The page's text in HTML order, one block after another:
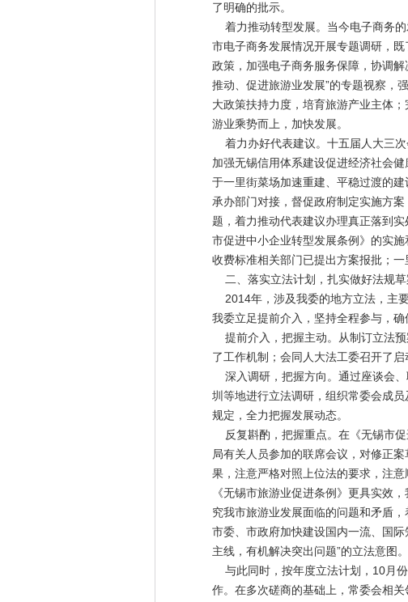
了明确的批示。
着力推动转型发展。当今电子商务
市电子商务发展情况开展专题调研，
政策，加强电子商务服务保障，协调解
推动、促进旅游业发展”的专题视察，
大政策扶持力度，培育旅游产业主体
游业乘势而上，加快发展。
着力办好代表建议。十五届人大三
加强无锡信用体系建设促进经济社会
于一里街菜场加速重建、平稳过渡的
承办部门对接，督促政府制定实施方
题，着力推动代表建议办理真正落到
市促进中小企业转型发展条例》的实
收费标准相关部门已提出方案报批；
二、落实立法计划，扎实做好法规
2014年，涉及我委的地方立法，主
我委立足提前介入
提前介入，把握主动。从制订立法预
了工作机制；会同人大法工委召开了
深入调研，把握方向。通过座谈会、
圳等地进行立法调研，组织常委会成
规定，全力把握发展动态。
反复斟酌，把握重点。在《无锡市促
局有关人员参加的联席会议，对修正
果，注意严格对照上位法的要求，注
《无锡市旅游业促进条例》更具实效
究我市旅游业发展面临的问题和矛盾
市委、市政府加快建设国内一流、国
主线，有机解决突出问题”的立法意图
与此同时，按年度立法计划，10月
作。在多次磋商的基础上，常委会相